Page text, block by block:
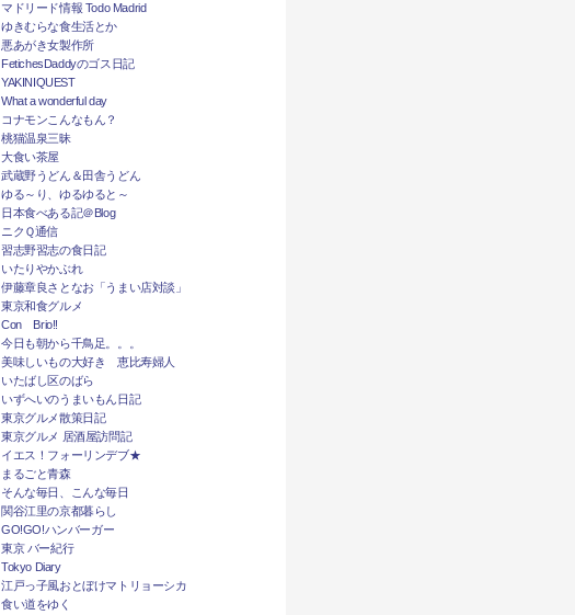
マドリード情報 Todo Madrid
ゆきむらな食生活とか
悪あがき女製作所
FetichesDaddyのゴス日記
YAKINIQUEST
What a wonderful day
コナモンこんなもん？
桃猫温泉三昧
大食い茶屋
武蔵野うどん＆田舎うどん
ゆる～り、ゆるゆると～
日本食べある記＠Blog
ニクＱ通信
習志野習志の食日記
いたりやかぶれ
伊藤章良さとなお「うまい店対談」
東京和食グルメ
Con Brio!!
今日も朝から千鳥足。。。
美味しいもの大好き 恵比寿婦人
いたばし区のばら
いずへいのうまいもん日記
東京グルメ散策日記
東京グルメ 居酒屋訪問記
イエス！フォーリンデブ★
まるごと青森
そんな毎日、こんな毎日
関谷江里の京都暮らし
GO!GO!ハンバーガー
東京 バー紀行
Tokyo Diary
江戸っ子風おとぼけマトリョーシカ
食い道をゆく